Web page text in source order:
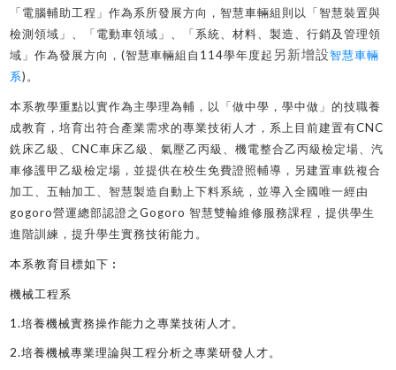
「電腦輔助工程」作為系所發展方向，智慧車輛組則以「智慧裝置與
檢測領域」、「電動車領域」、「系統、材料、製造、行銷及管理領
域」作為發展方向，(智慧車輛組自114學年度起 另新增設智慧車輛
系)。
本系教學重點以實作為主學理為輔，以「做中學，學中做」的技職養
成教育，培育出符合產業需求的專業技術人才，系上目前建置有CNC
銑床乙級、CNC車床乙級、氣壓乙丙級、機電整合乙丙級檢定場、汽
車修護甲乙級檢定場，並提供在校生免費證照輔導，另建置車銑複合
加工、五軸加工、智慧製造自動上下料系統，並導入全國唯一經由
gogoro營運總部認證之Gogoro 智慧雙輪維修服務課程，提供學生
進階訓練，提升學生實務技術能力。
本系教育目標如下 ︰
機械工程系
1.培養機械實務操作能力之專業技術人才。
2.培養機械專業理論與工程分析之專業研發人才。